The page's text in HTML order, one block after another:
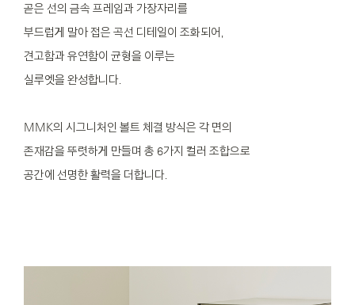
곧은 선의 금속 프레임과 가장자리를
부드럽게 말아 접은 곡선 디테일이 조화되어,
견고함과 유연함이 균형을 이루는
실루엣을 완성합니다.
MMK의 시그니처인 볼트 체결 방식은 각 면의
존재감을 뚜렷하게 만들며 총 6가지 컬러 조합으로
공간에 선명한 활력을 더합니다.